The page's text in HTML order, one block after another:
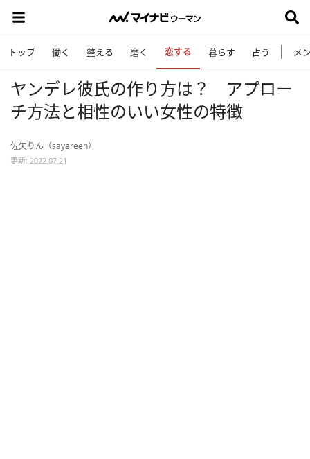
トップ 働く 整える 磨く 恋する 暮らす 占う メ
ヤンデレ彼氏の作り方は？ アプロー
チ方法と相性のいい女性の特徴
佐矢りん（sayareen）
更新: 2022.07.21